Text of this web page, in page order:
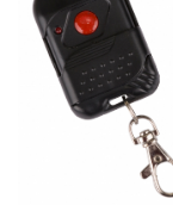
Accesorii Microfoane
Mixere audio
Mixere pentru
Mixere DJ
Mixere PA (Public
Software DMX
Wireless DMX
Efecte de lumină
Globuri Disco
Conectori
Conectori Pro
Conectori Standard
Legături de cabluri